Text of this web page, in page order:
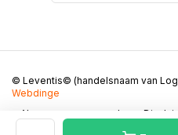
Algemene voorwaarden
© Leventis© (handelsnaam van
Webdinge